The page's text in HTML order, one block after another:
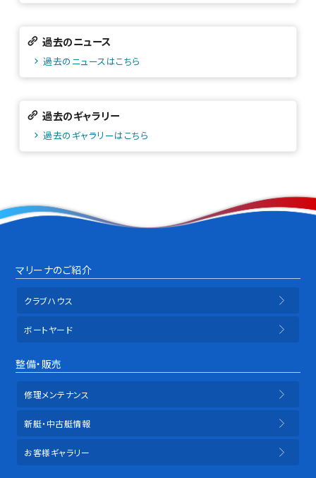
過去のニュース
過去のニュースはこちら
過去のギャラリー
過去のギャラリーはこちら
マリーナのご紹介
クラブハウス
ボートヤード
整備・販売
修理メンテナンス
新艇・中古艇情報
お客様ギャラリー